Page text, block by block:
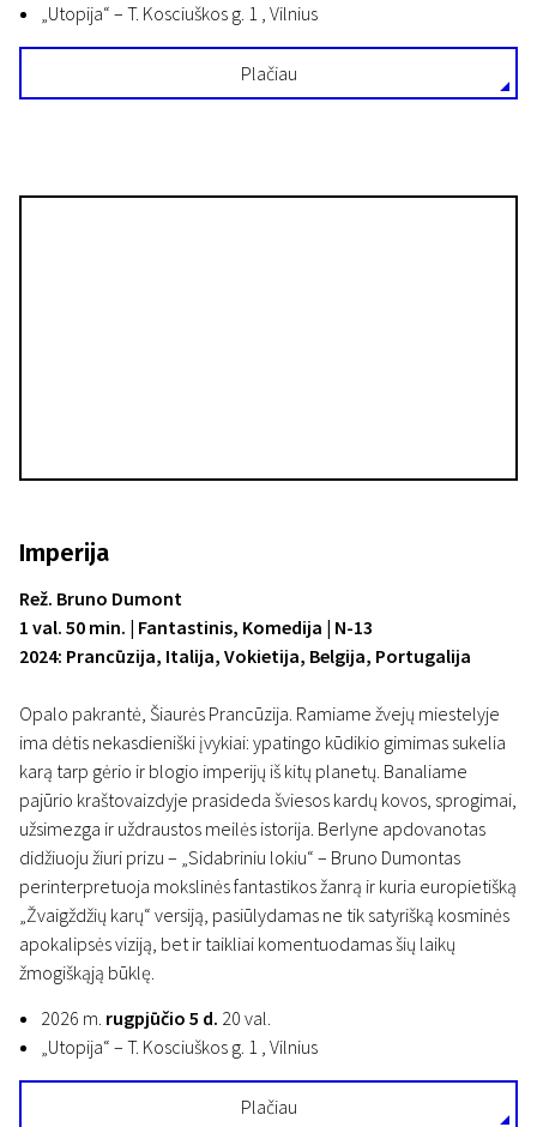
„Utopija“ – T. Kosciuškos g. 1 , Vilnius
Plačiau
Imperija
Rež. Bruno Dumont
1 val. 50 min. | Fantastinis, Komedija | N-13
2024: Prancūzija, Italija, Vokietija, Belgija, Portugalija
Opalo pakrantė, Šiaurės Prancūzija. Ramiame žvejų miestelyje
ima dėtis nekasdieniški įvykiai: ypatingo kūdikio gimimas sukelia
karą tarp gėrio ir blogio imperijų iš kitų planetų. Banaliame
pajūrio kraštovaizdyje prasideda šviesos kardų kovos, sprogimai,
užsimezga ir uždraustos meilės istorija. Berlyne apdovanotas
didžiuoju žiuri prizu – „Sidabriniu lokiu“ – Bruno Dumontas
perinterpretuoja mokslinės fantastikos žanrą ir kuria europietišką
„Žvaigždžių karų“ versiją, pasiūlydamas ne tik satyrišką kosminės
apokalipsės viziją, bet ir taikliai komentuodamas šių laikų
žmogiškąją būklę.
2026 m. rugpjūčio 5 d. 20 val.
„Utopija“ – T. Kosciuškos g. 1 , Vilnius
Plačiau